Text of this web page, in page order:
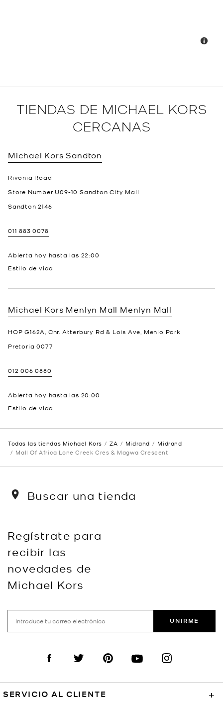
TIENDAS DE MICHAEL KORS
CERCANAS
Michael Kors Sandton
Rivonia Road
Store Number U09-10 Sandton City Mall
Sandton 2146
011 883 0078
Abierta hoy hasta las 22:00
Estilo de vida
Michael Kors Menlyn Mall Menlyn Mall
HOP G162A, Cnr. Atterbury Rd & Lois Ave, Menlo Park
Pretoria 0077
012 006 0880
Abierta hoy hasta las 20:00
Estilo de vida
Todas las tiendas Michael Kors ZA Midrand
Midrand
Mall Of Africa Lone Creek Cres & Magwa Crescent
Buscar una tienda
Regístrate para
recibir las
novedades de
Michael Kors
UNIRME
Visit us on Facebook
Visit us on TwitterVisit us on PinterestVisit us on YouTube
Visit us on
SERVICIO AL CLIENTE +